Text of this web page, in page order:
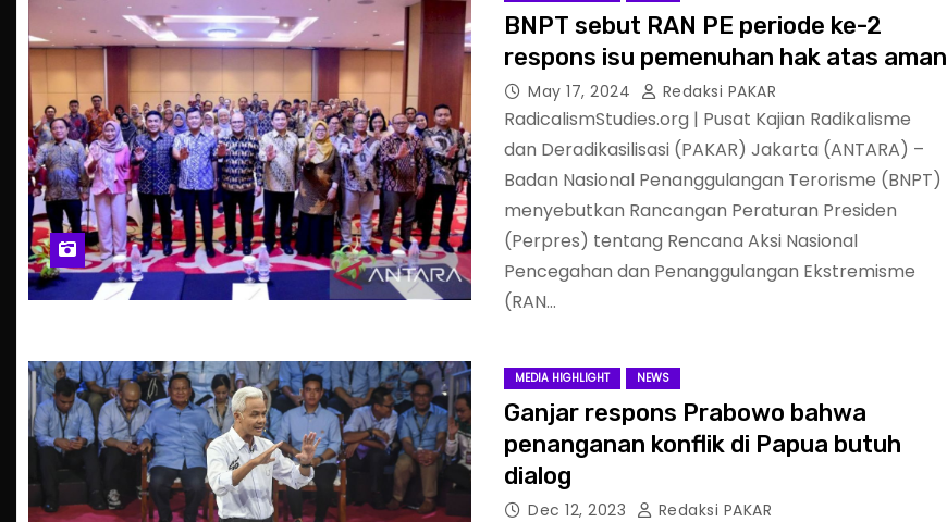
BNPT sebut RAN PE periode ke-2
respons isu pemenuhan hak atas aman
May 17, 2024 Redaksi PAKAR
RadicalismStudies.org | Pusat Kajian Radikalisme
dan Deradikasilisasi (PAKAR) Jakarta (ANTARA) –
Badan Nasional Penanggulangan Terorisme (BNPT)
menyebutkan Rancangan Peraturan Presiden
(Perpres) tentang Rencana Aksi Nasional
Pencegahan dan Penanggulangan Ekstremisme
(RAN…
MEDIA HIGHLIGHT NEWS
Ganjar respons Prabowo bahwa
penanganan konflik di Papua butuh
dialog
Dec 12, 2023 Redaksi PAKAR